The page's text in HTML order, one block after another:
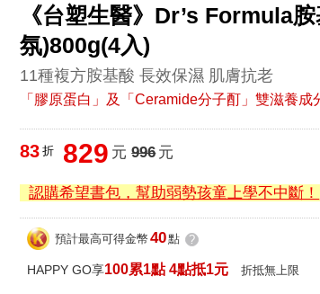
《台塑生醫》Dr’s Formula
氛)800g(4入)
11種複方胺基酸 長效保濕 肌膚抗老
「膠原蛋白」及「Ceramide分子酊」雙滋養成
83 折 829 元 996元
認購希望書包，幫助弱勢孩童上學不中斷！
預計最高可得金幣 40點 ?
HAPPY GO享100累1點 4點抵1元 折抵無上限